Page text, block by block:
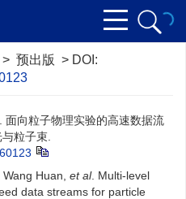
> 预出版 > DOI:
面向粒子物理实验的高速数据流
粒子束.
Huan, et al. Multi-level
data streams for particle